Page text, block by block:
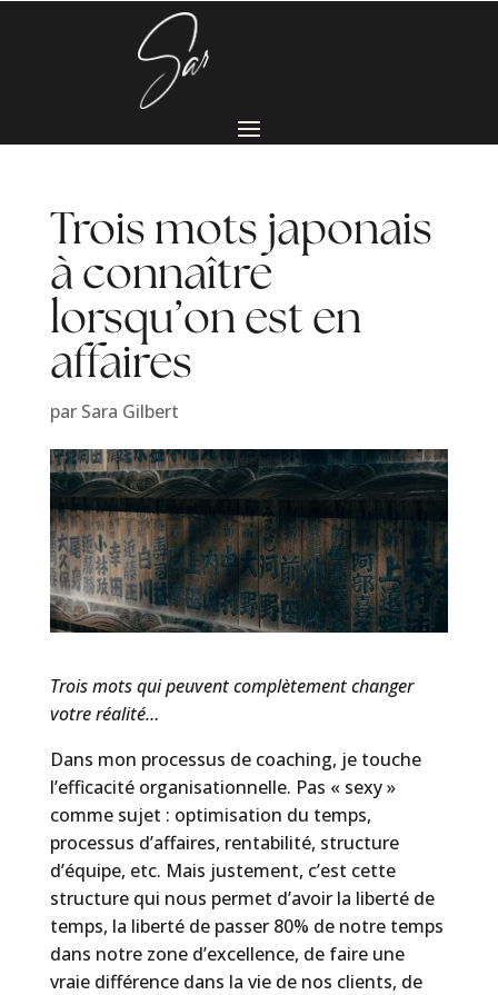
Trois mots japonais
à connaître
lorsqu’on est en
affaires
par Sara Gilbert
Trois mots qui peuvent complètement changer
votre réalité…
Dans mon processus de coaching, je touche
l’efficacité organisationnelle. Pas « sexy »
comme sujet : optimisation du temps,
processus d’affaires, rentabilité, structure
d’équipe, etc. Mais justement, c’est cette
structure qui nous permet d’avoir la liberté de
temps, la liberté de passer 80% de notre temps
dans notre zone d’excellence, de faire une
vraie différence dans la vie de nos clients, de